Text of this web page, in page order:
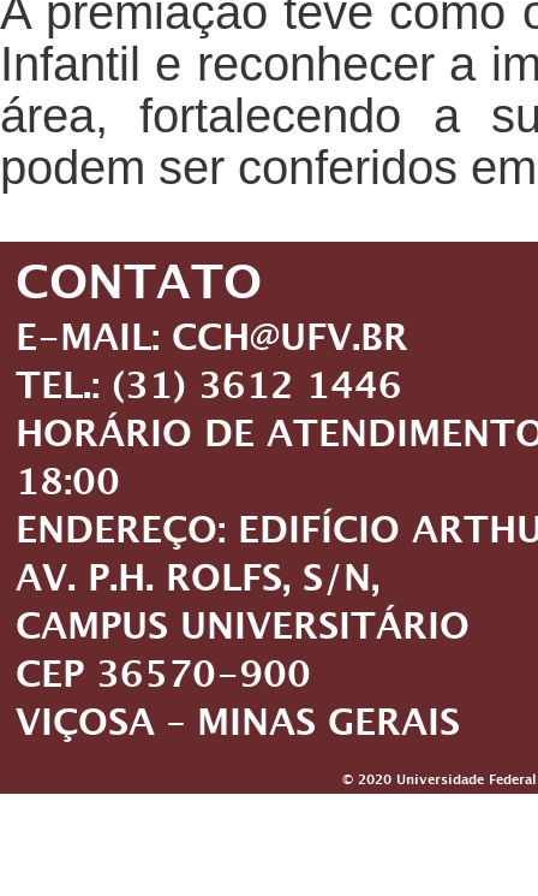
A premiação teve como
Infantil e reconhecer a
área, fortalecendo a
podem ser conferidos
CONTATO
E-MAIL: CCH@UFV.BR
TEL.: (31) 3612 1446
HORÁRIO DE
18:00
ENDEREÇO: EDIFÍCIO
AV. P.H. ROLFS, S/N,
CAMPUS UNIVERSITÁRIO
CEP 36570-900
VIÇOSA – MINAS GERAIS
© 2020 Universidade